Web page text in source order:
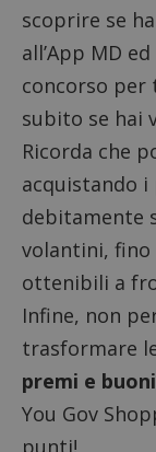
scoprire se
all’App MD
concorso
subito se hai
Ricorda che
acquistando
debitamente
volantini, fino
ottenibili a
Infine, non
trasformare
premi e
You Gov
punti!